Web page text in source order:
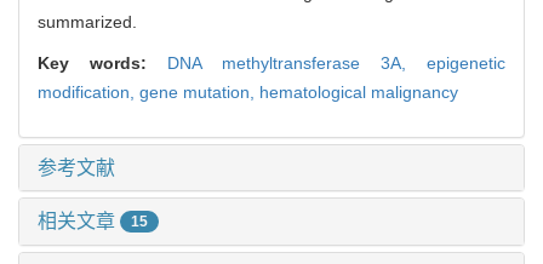
summarized.
Key words: DNA methyltransferase 3A, epigenetic
modification, gene mutation, hematological malignancy
参考文献
相关文章 15